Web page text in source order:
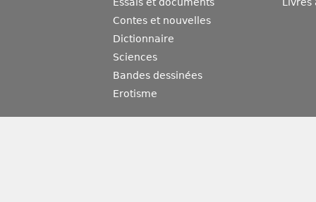
Essais et documents
Contes et nouvelles
Dictionnaire
Sciences
Bandes dessinées
Erotisme
Livres